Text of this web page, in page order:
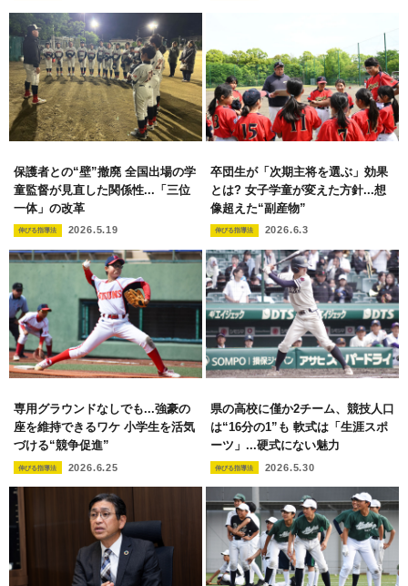
保護者との“壁”撤廃 全国出場の学
童監督が見直した関係性...「三位
一体」の改革
伸びる指導法 2026.5.19
卒団生が「次期主将を選ぶ」効果
とは? 女子学童が変えた方針...想
像超えた“副産物”
伸びる指導法 2026.6.3
専用グラウンドなしでも...強豪の
座を維持できるワケ 小学生を活気
づける“競争促進”
伸びる指導法 2026.6.25
県の高校に僅か2チーム、競技人口
は“16分の1”も 軟式は「生涯スポ
ーツ」...硬式にない魅力
伸びる指導法 2026.5.30